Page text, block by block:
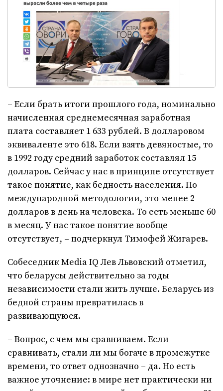
– Если брать итоги прошлого года, номинально
начисленная среднемесячная заработная
плата составляет 1 633 рублей. В долларовом
эквиваленте это 618. Если взять девяностые, то
в 1992 году средний заработок составлял 15
долларов. Сейчас у нас в принципе отсутствует
такое понятие, как бедность населения. По
международной методологии, это менее 2
долларов в день на человека. То есть меньше 60
в месяц. У нас такое понятие вообще
отсутствует, – подчеркнул Тимофей Жигарев.
Собеседник Media IQ Лев Львовский отметил,
что беларусы действительно за годы
независимости стали жить лучше. Беларусь из
бедной страны превратилась в
развивающуюся.
– Вопрос, с чем мы сравниваем. Если
сравнивать, стали ли мы богаче в промежутке
времени, то ответ однозначно – да. Но есть
важное уточнение: в мире нет практически ни